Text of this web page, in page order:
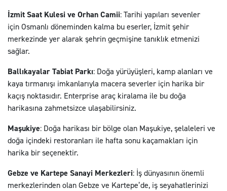
İzmit Saat Kulesi ve Orhan Camii: Tarihi yapıları sevenler
için Osmanlı döneminden kalma bu eserler, İzmit şehir
merkezinde yer alarak şehrin geçmişine tanıklık etmenizi
sağlar.
Ballıkayalar Tabiat Parkı: Doğa yürüyüşleri, kamp alanları ve
kaya tırmanışı imkanlarıyla macera severler için harika bir
kaçış noktasıdır. Enterprise araç kiralama ile bu doğa
harikasına zahmetsizce ulaşabilirsiniz.
Maşukiye: Doğa harikası bir bölge olan Maşukiye, şelaleleri ve
doğa içindeki restoranları ile hafta sonu kaçamakları için
harika bir seçenektir.
Gebze ve Kartepe Sanayi Merkezleri: İş dünyasının önemli
merkezlerinden olan Gebze ve Kartepe’de, iş seyahatlerinizi